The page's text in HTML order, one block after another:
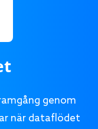
genom
när dataflödet